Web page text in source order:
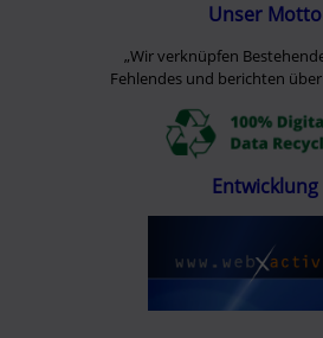
Unser Motto
„Wir verknüpfen
Fehlendes und berichten über
Entwicklung